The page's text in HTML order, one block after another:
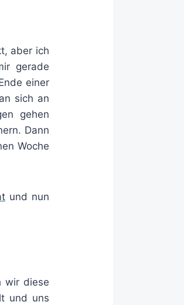
aber ich
gerade
einer
sich an
gehen
Dann
Woche
und nun
wir diese
und uns